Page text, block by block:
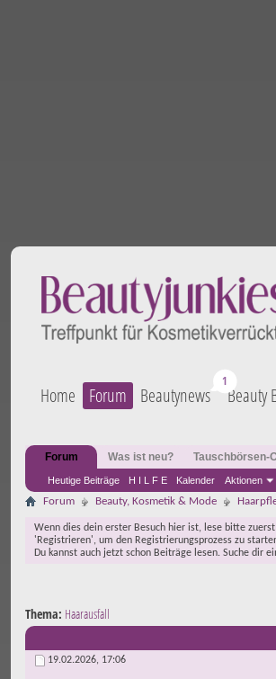
Home Forum Beautynews Beauty
Forum
Heutige Beiträge H I L F E Kalender Aktionen
Was ist neu? Tauschbörsen-
Forum Beauty, Kosmetik & Mode
Wenn dies dein erster Besuch hier ist, lese bitte
'Registrieren', um den Registrierungsprozess zu
Du kannst auch jetzt schon Beiträge lesen. Suche dir
Thema: Haarausfall
19.02.2026, 17:06